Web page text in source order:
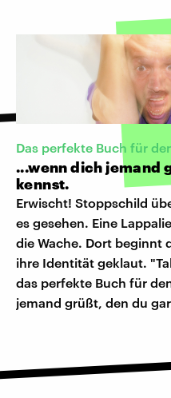
Das perfekte Buch für
...wenn dich jemand
kennst.
Erwischt! Stoppschild
es gesehen. Eine
die Wache. Dort beginnt
ihre Identität geklaut.
das perfekte Buch für
jemand grüßt, den du